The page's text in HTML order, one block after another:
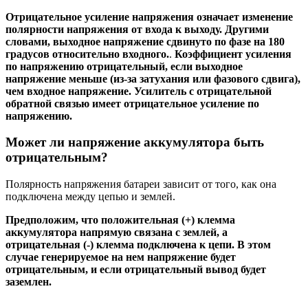
Отрицательное усиление напряжения означает изменение
полярности напряжения от входа к выходу. Другими
словами, выходное напряжение сдвинуто по фазе на 180
градусов относительно входного.. Коэффициент усиления
по напряжению отрицательный, если выходное
напряжение меньше (из-за затухания или фазового сдвига),
чем входное напряжение. Усилитель с отрицательной
обратной связью имеет отрицательное усиление по
напряжению.
Может ли напряжение аккумулятора быть
отрицательным?
Полярность напряжения батареи зависит от того, как она
подключена между цепью и землей.
Предположим, что положительная (+) клемма
аккумулятора напрямую связана с землей, а
отрицательная (-) клемма подключена к цепи. В этом
случае генерируемое на нем напряжение будет
отрицательным, и если отрицательный вывод будет
заземлен.